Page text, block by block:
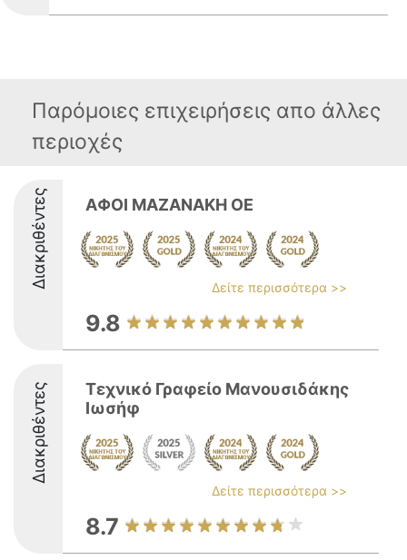
Παρόμοιες επιχειρήσεις απο άλλες
περιοχές
Διακριθέντες ΑΦΟΙ ΜΑΖΑΝΑΚΗ ΟΕ
Δείτε περισσότερα >>
9.8
Διακριθέντες
Τεχνικό Γραφείο Μανουσιδάκης
Ιωσήφ
Δείτε περισσότερα >>
8.7